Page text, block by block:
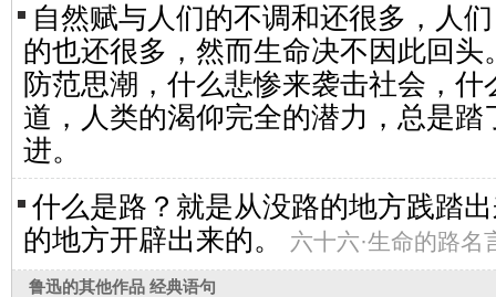
自然赋与人们的不调和还很多，人
的也还很多，然而生命决不因此回头
防范思潮，什么悲惨来袭击社会，什
道，人类的渴仰完全的潜力，总是踏
进。
什么是路？就是从没路的地方践踏
的地方开辟出来的。
六十六·生命的路名
鲁迅的其他作品 经典语句